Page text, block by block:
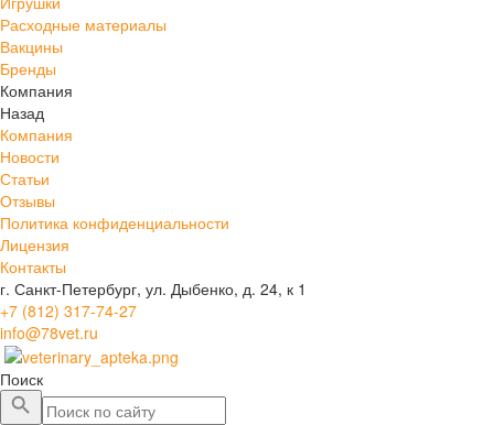
Расходные материалы
Вакцины
Бренды
Компания
Назад
Компания
Новости
Статьи
Отзывы
Политика конфиденциальности
Лицензия
Контакты
г. Санкт-Петербург, ул. Дыбенко, д. 24, к 1
+7 (812) 317-74-27
info@78vet.ru
Поиск